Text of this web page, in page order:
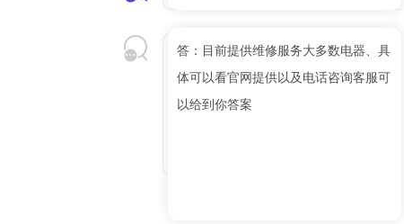
答：目前提供维修服务大多数电器、具
体可以看官网提供以及电话咨询客服可
以给到你答案